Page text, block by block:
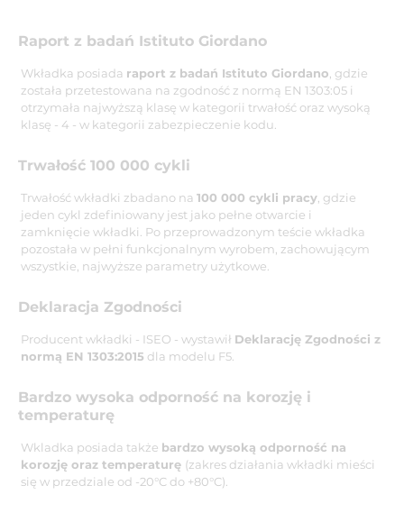
Raport z badań Istituto Giordano
Wkładka posiada raport z badań Istituto Giordano , gdzie
została przetestowana na zgodność z normą EN 1303:05 i
otrzymała najwyższą klasę w kategorii trwałość oraz wysoką
klasę - 4 - w kategorii zabezpieczenie kodu.
Trwałość 100 000 cykli
Trwałość wkładki zbadano na 100 000 cykli pracy , gdzie
jeden cykl zdefiniowany jest jako pełne otwarcie i
zamknięcie wkładki. Po przeprowadzonym teście wkładka
pozostała w pełni funkcjonalnym wyrobem, zachowującym
wszystkie, najwyższe parametry użytkowe.
Deklaracja Zgodności
Producent wkładki - ISEO - wystawił Deklarację Zgodności z
normą EN 1303:2015 dla modelu F5.
Bardzo wysoka odporność na korozję i
temperaturę
Wkladka posiada także bardzo wysoką odporność na
korozję oraz temperaturę (zakres działania wkładki mieści
się w przedziale od -20°C do +80°C).